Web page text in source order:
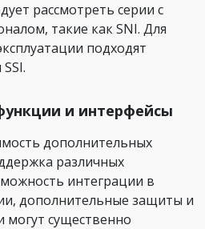
рассмотреть серии с
такие как SNI. Для
подходят
и интерфейсы
дополнительных
различных
интеграции в
дополнительные защиты и
могут существенно